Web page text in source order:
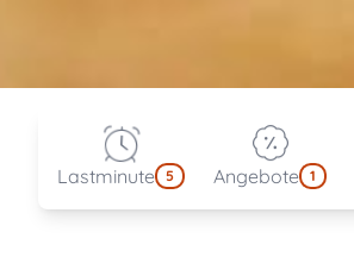
Lastminute 5 Angebote 1